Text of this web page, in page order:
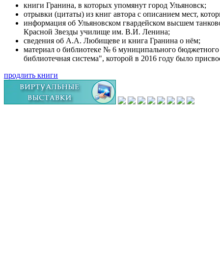
книги Гранина, в которых упомянут город Ульяновск;
отрывки (цитаты) из книг автора с описанием мест,
информация об Ульяновском гвардейском высшем
Красной Звезды училище им. В.И. Ленина;
сведения об А.А. Любищеве и книга Гранина о нём;
материал о библиотеке № 6 муниципального
библиотечная система", которой в 2016 году было
продлить книги